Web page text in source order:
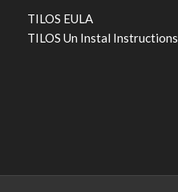
TILOS EULA
TILOS Un Instal Instructions